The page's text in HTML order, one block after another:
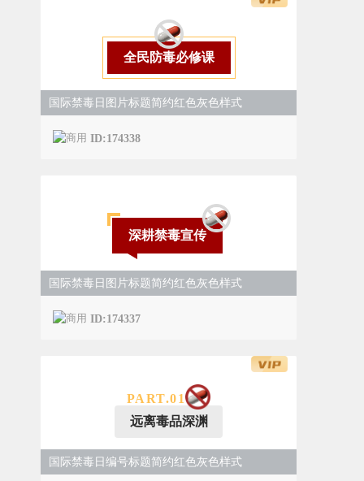
全民防毒必修课
国际禁毒日图片标题简约红色灰色样式
ID:174338
深耕禁毒宣传
国际禁毒日图片标题简约红色灰色样式
ID:174337
PART.01
远离毒品深渊
国际禁毒日编号标题简约红色灰色样式